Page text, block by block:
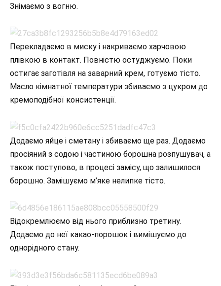
Знімаємо з вогню.
Перекладаємо в миску і накриваємо харчовою
плівкою в контакт. Повністю остуджуємо. Поки
остигає заготівля на заварний крем, готуємо тісто.
Масло кімнатної температури збиваємо з цукром до
кремоподібної консистенції.
Додаємо яйце і сметану і збиваємо ще раз. Додаємо
просіяний з содою і частиною борошна розпушувач, а
також поступово, в процесі замісу, що залишилося
борошно. Замішуємо м’яке нелипке тісто.
Відокремлюємо від нього приблизно третину.
Додаємо до неї какао-порошок і вимішуємо до
однорідного стану.